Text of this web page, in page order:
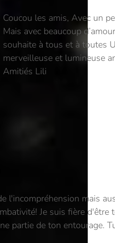
Coucou les amis, Avec un
Mais avec beaucoup
souhaite à tous et à toutes
merveilleuse et lumineuse
Amitiés Lili
l'incompréhension mais
Je suis fière
partie de ton entourage.